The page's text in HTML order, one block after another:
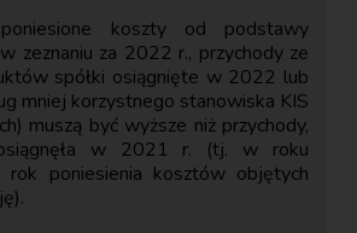
koszty od podstawy
zeznaniu za 2022 r., przychody ze
spółki osiągnięte w 2022 lub
mniej korzystnego stanowiska KIS
muszą być wyższe niż przychody,
w 2021 r. (tj. w roku
rok poniesienia kosztów objętych